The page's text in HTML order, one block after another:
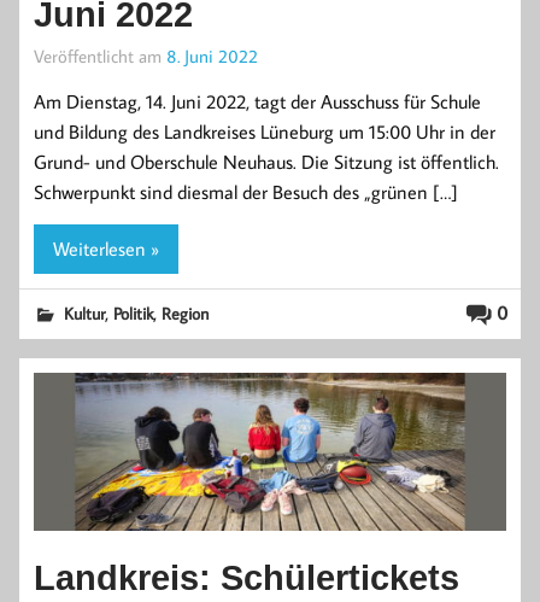
Juni 2022
Veröffentlicht am 8. Juni 2022
Am Dienstag, 14. Juni 2022, tagt der Ausschuss für Schule
und Bildung des Landkreises Lüneburg um 15:00 Uhr in der
Grund- und Oberschule Neuhaus. Die Sitzung ist öffentlich.
Schwerpunkt sind diesmal der Besuch des „grünen […]
Weiterlesen »
0
Kultur, Politik, Region
Landkreis: Schülertickets